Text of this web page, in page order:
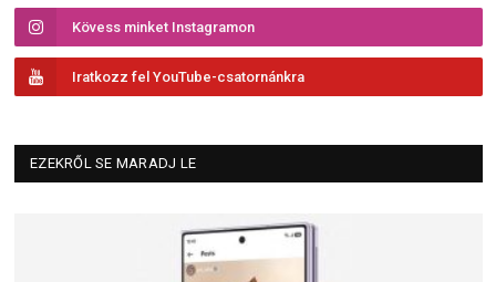
Kövess minket Instagramon
Iratkozz fel YouTube-csatornánkra
EZEKRŐL SE MARADJ LE